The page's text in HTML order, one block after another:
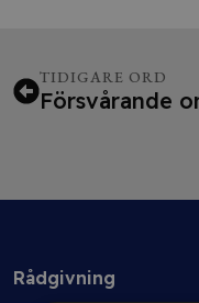
TIDIGARE ORD
Försvårande
Rådgivning